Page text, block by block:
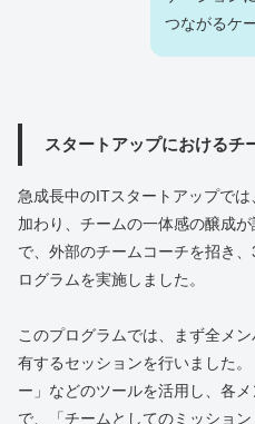
つながるケ
スタートアップにおけるチ
急成長中のITスタートアップで
加わり、チームの一体感の醸成
で、外部のチームコーチを招き
ログラムを実施しました。
このプログラムでは、まず全メ
有するセッションを行いました
ー」などのツールを活用し、各
で、「チームとしてのミッショ